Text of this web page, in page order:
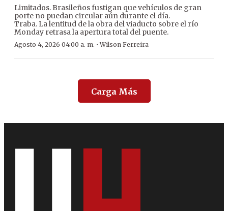
Limitados. Brasileños fustigan que vehículos de gran
porte no puedan circular aún durante el día.
Traba. La lentitud de la obra del viaducto sobre el río
Monday retrasa la apertura total del puente.
Agosto 4, 2026 04:00 a. m. ·Wilson Ferreira
Carga Más